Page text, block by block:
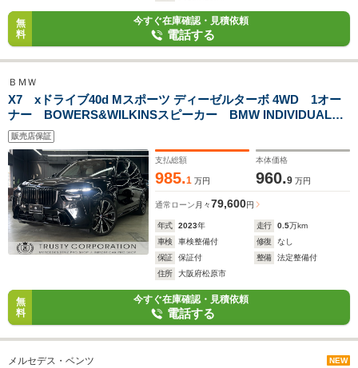
無
料
今すぐ在庫確認・見積依頼
電話する
ＢＭＷ
X7 xドライブ40d Mスポーツ ディーゼルターボ 4WD 1オー
ナー BOWERS&WILKINSスピーカー BMW INDIVIDUALフ
ルレザーメリノ Mスポーツパッケージプロ OP23インチ
AW スカイラウンジパノラマガラスルーフ 2列目コンフォー
トシート
販売店保証
支払総額
985.1 万円
本体価格
960.9 万円
通常ローン 月々79,600円
年式 2023年 走行 0.5万km
車検
車検整備付 修復
なし
保証
保証付 整備
法定整備付
住所
大阪府松原市
無
料
今すぐ在庫確認・見積依頼
電話する
メルセデス・ベンツ NEW